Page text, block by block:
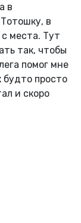
в
в
места. Тут
так, чтобы
помог мне
будто просто
и скоро